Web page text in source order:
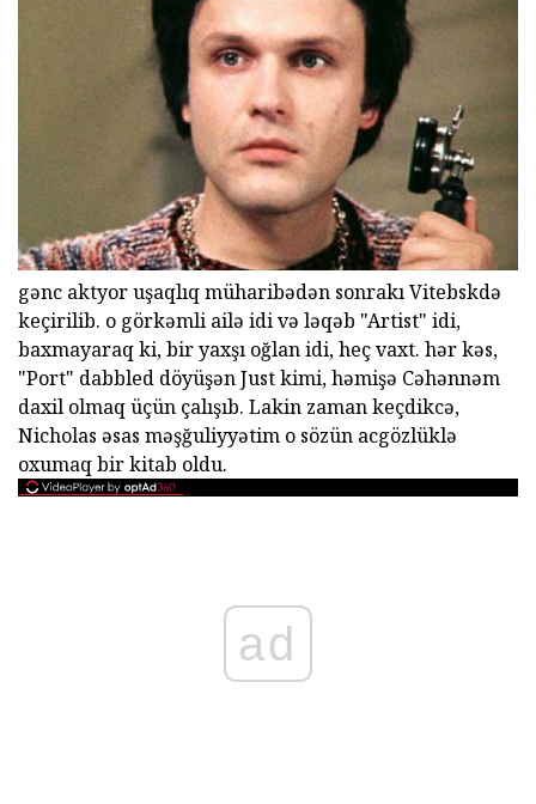
gənc aktyor uşaqlıq müharibədən sonrakı Vitebskdə
keçirilib. o görkəmli ailə idi və ləqəb "Artist" idi,
baxmayaraq ki, bir yaxşı oğlan idi, heç vaxt. hər kəs,
"Port" dabbled döyüşən Just kimi, həmişə Cəhənnəm
daxil olmaq üçün çalışıb. Lakin zaman keçdikcə,
Nicholas əsas məşğuliyyətim o sözün acgözlüklə
oxumaq bir kitab oldu.
ad